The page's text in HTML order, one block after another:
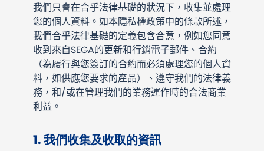
我們只會在合乎法律基礎的狀況下，收集並處理
您的個人資料。如本隱私權政策中的條款所述，
我們合乎法律基礎的定義包含合意，例如您同意
收到來自SEGA的更新和行銷電子郵件、合約
（為履行與您簽訂的合約而必須處理您的個人資
料，如供應您要求的產品）、遵守我們的法律義
務，和/或在管理我們的業務運作時的合法商業
利益。
1. 我們收集及收取的資訊